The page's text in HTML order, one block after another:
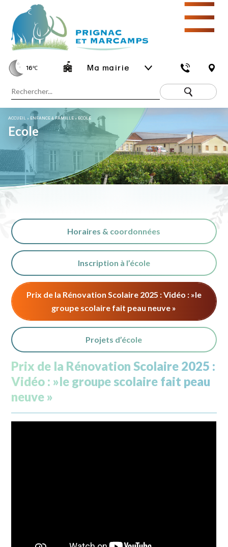
16℃ Ma mairie
☰
ACCUEIL » ENFANCE & FAMILLE» ECOLE
Ecole
Horaires & coordonnées
Inscription à l’école
Prix de la Rénovation Scolaire 2025 : Vidéo : »le
groupe scolaire fait peau neuve »
Projets d’école
Prix de la Rénovation Scolaire 2025 :
Vidéo : »le groupe scolaire fait peau
neuve »